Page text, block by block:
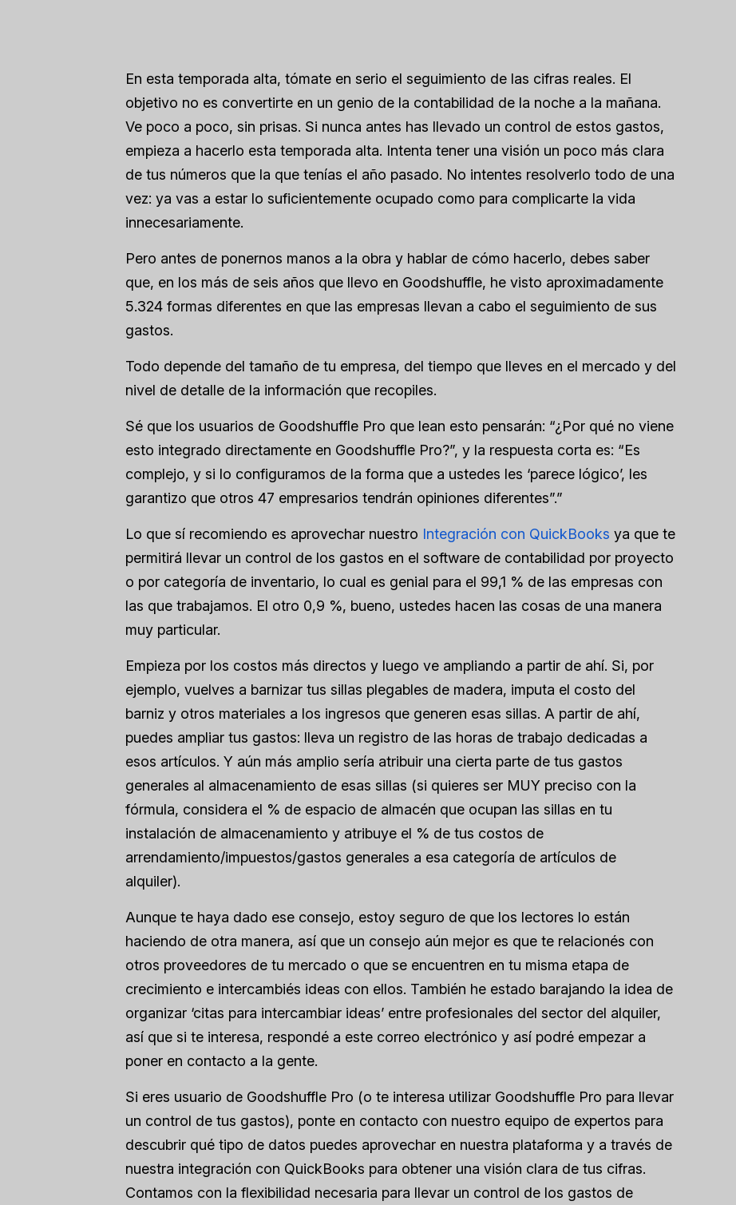
En esta temporada alta, tómate en serio el seguimiento de las cifras reales. El
objetivo no es convertirte en un genio de la contabilidad de la noche a la mañana.
Ve poco a poco, sin prisas. Si nunca antes has llevado un control de estos gastos,
empieza a hacerlo esta temporada alta. Intenta tener una visión un poco más clara
de tus números que la que tenías el año pasado. No intentes resolverlo todo de una
vez: ya vas a estar lo suficientemente ocupado como para complicarte la vida
innecesariamente.
Pero antes de ponernos manos a la obra y hablar de cómo hacerlo, debes saber
que, en los más de seis años que llevo en Goodshuffle, he visto aproximadamente
5.324 formas diferentes en que las empresas llevan a cabo el seguimiento de sus
gastos.
Todo depende del tamaño de tu empresa, del tiempo que lleves en el mercado y del
nivel de detalle de la información que recopiles.
Sé que los usuarios de Goodshuffle Pro que lean esto pensarán: “¿Por qué no viene
esto integrado directamente en Goodshuffle Pro?”, y la respuesta corta es: “Es
complejo, y si lo configuramos de la forma que a ustedes les ‘parece lógico’, les
garantizo que otros 47 empresarios tendrán opiniones diferentes”.”
Lo que sí recomiendo es aprovechar nuestro Integración con QuickBooks ya que te
permitirá llevar un control de los gastos en el software de contabilidad por proyecto
o por categoría de inventario, lo cual es genial para el 99,1 % de las empresas con
las que trabajamos. El otro 0,9 %, bueno, ustedes hacen las cosas de una manera
muy particular.
Empieza por los costos más directos y luego ve ampliando a partir de ahí. Si, por
ejemplo, vuelves a barnizar tus sillas plegables de madera, imputa el costo del
barniz y otros materiales a los ingresos que generen esas sillas. A partir de ahí,
puedes ampliar tus gastos: lleva un registro de las horas de trabajo dedicadas a
esos artículos. Y aún más amplio sería atribuir una cierta parte de tus gastos
generales al almacenamiento de esas sillas (si quieres ser MUY preciso con la
fórmula, considera el % de espacio de almacén que ocupan las sillas en tu
instalación de almacenamiento y atribuye el % de tus costos de
arrendamiento/impuestos/gastos generales a esa categoría de artículos de
alquiler).
Aunque te haya dado ese consejo, estoy seguro de que los lectores lo están
haciendo de otra manera, así que un consejo aún mejor es que te relacionés con
otros proveedores de tu mercado o que se encuentren en tu misma etapa de
crecimiento e intercambiés ideas con ellos. También he estado barajando la idea de
organizar ‘citas para intercambiar ideas’ entre profesionales del sector del alquiler,
así que si te interesa, respondé a este correo electrónico y así podré empezar a
poner en contacto a la gente.
Si eres usuario de Goodshuffle Pro (o te interesa utilizar Goodshuffle Pro para llevar
un control de tus gastos), ponte en contacto con nuestro equipo de expertos para
descubrir qué tipo de datos puedes aprovechar en nuestra plataforma y a través de
nuestra integración con QuickBooks para obtener una visión clara de tus cifras.
Contamos con la flexibilidad necesaria para llevar un control de los gastos de